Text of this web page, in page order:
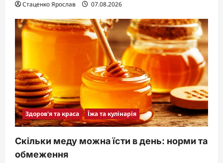
Стаценко Ярослав 07.08.2026
Здоров'я та краса Їжа та кулінарія
Скільки меду можна їсти в день: норми та
обмеження